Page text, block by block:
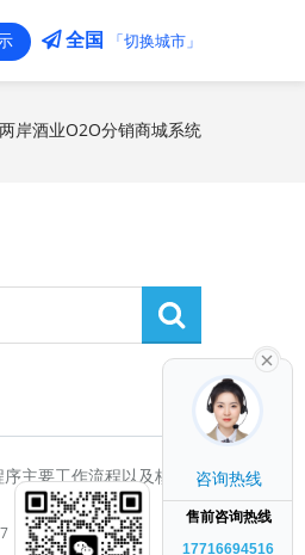
全国 「切换城市」
岸酒业O2O分销商城系统
主要工作流程以及核心
咨询热线
售前咨询热线
17716694516